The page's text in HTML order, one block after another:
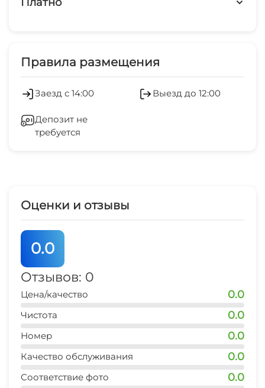
Бассейн под открытым небом
Мангал/барбекю
Гладильные принадлежности
СВЧ
Правила размещения
Заезд с 14:00 Выезд до 12:00
Депозит не
требуется
Оценки и отзывы
0.0
Отзывов: 0
Цена/качество 0.0
Чистота 0.0
Номер 0.0
Качество обслуживания 0.0
Соответствие фото 0.0